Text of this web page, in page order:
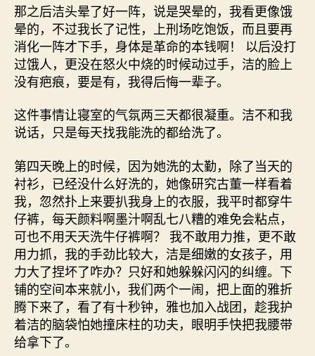
那之后洁头晕了好一阵，说是哭晕的，我看更像饿
晕的，不过我长了记性，上刑场吃饱饭，而且要再
消化一阵才下手，身体是革命的本钱啊！ 以后没打
过饿人，更没在怒火中烧的时候动过手，洁的脸上
没有疤痕，要是有，我得后悔一辈子。
这件事情让寝室的气氛两三天都很凝重。洁不和我
说话，只是每天找我能洗的都给洗了。
第四天晚上的时候，因为她洗的太勤，除了当天的
衬衫，已经没什么好洗的，她像研究古董一样看着
我，忽然扑上来要扒我身上的衣服，我平时都穿牛
仔裤，每天颜料啊墨汁啊乱七八糟的难免会粘点，
可也不用天天洗牛仔裤啊？ 我不敢用力推，更不敢
用力抓，我的手劲比较大，洁是细嫩的女孩子，用
力大了捏坏了咋办？只好和她躲躲闪闪的纠缠。下
铺的空间本来就小，我们两个一闹，把上面的雅折
腾下来了，看了有十秒钟，雅也加入战团，趁我护
着洁的脑袋怕她撞床柱的功夫，眼明手快把我腰带
给拿下了。